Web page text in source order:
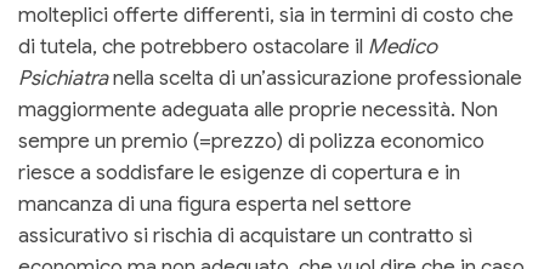
molteplici offerte differenti, sia in termini di costo che
di tutela, che potrebbero ostacolare il Medico
Psichiatranella scelta di un’assicurazione professionale
maggiormente adeguata alle proprie necessità. Non
sempre un premio (=prezzo) di polizza economico
riesce a soddisfare le esigenze di copertura e in
mancanza di una figura esperta nel settore
assicurativo si rischia di acquistare un contratto sì